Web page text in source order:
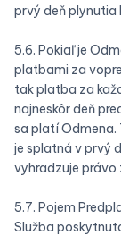
prvý deň plynutia
5.6. Pokiaľ je
platbami za
tak platba za
najneskôr deň
sa platí
je splatná v prvý
vyhradzuje právo
5.7. Pojem
Služba